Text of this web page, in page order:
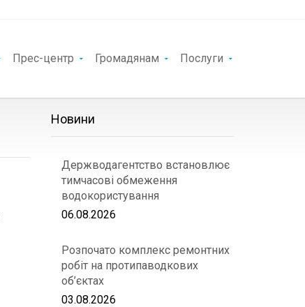
Прес-центр Громадянам Послуги
Новини
Держводагентство встановлює
тимчасові обмеження
водокористування
06.08.2026
Розпочато комплекс ремонтних
робіт на протипаводкових
об’єктах
03.08.2026